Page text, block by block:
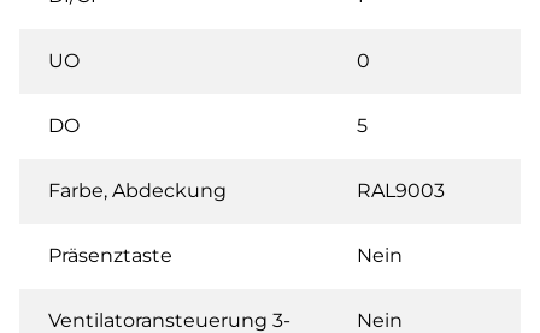
UO 0
DO 5
Farbe, Abdeckung RAL9003
Präsenztaste Nein
Ventilatoransteuerung 3-
Nein